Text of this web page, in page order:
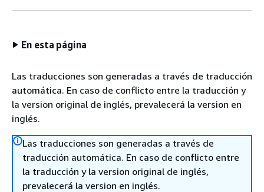
En esta página
Las traducciones son generadas a través de traducción
automática. En caso de conflicto entre la traducción y
la version original de inglés, prevalecerá la version en
inglés.
Las traducciones son generadas a través de
traducción automática. En caso de conflicto entre
la traducción y la version original de inglés,
prevalecerá la version en inglés.